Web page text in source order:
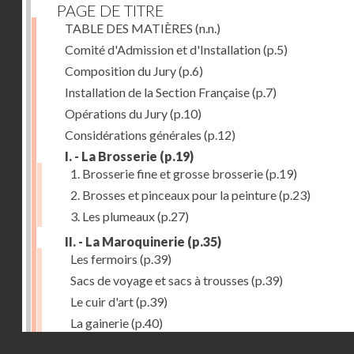
PAGE DE TITRE
TABLE DES MATIÈRES (n.n.)
Comité d'Admission et d'Installation(p.5)
Composition du Jury(p.6)
Installation de la Section Française(p.7)
Opérations du Jury(p.10)
Considérations générales (p.12)
I. - La Brosserie (p.19)
1. Brosserie fine et grosse brosserie(p.19)
2. Brosses et pinceaux pour la peinture(p.23)
3. Les plumeaux(p.27)
II. - La Maroquinerie (p.35)
Les fermoirs (p.39)
Sacs de voyage et sacs à trousses (p.39)
Le cuir d'art(p.39)
La gainerie(p.40)